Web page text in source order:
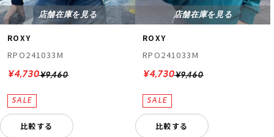
店舗在庫を見る
ROXY
RPO241033M
¥9,460
¥4,730
比較する
店舗在庫を見る
ROXY
RPO241033M
¥9,460
¥4,730
比較する